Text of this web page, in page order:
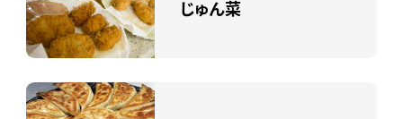
じゅん菜